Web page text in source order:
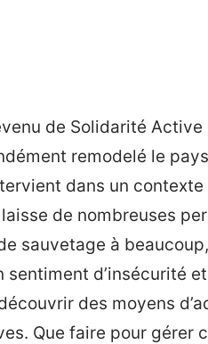
de Solidarité
remodelé le
dans un
de nombreuses
sauvetage à
d’insécurité
des moyens
Que faire pour gérer